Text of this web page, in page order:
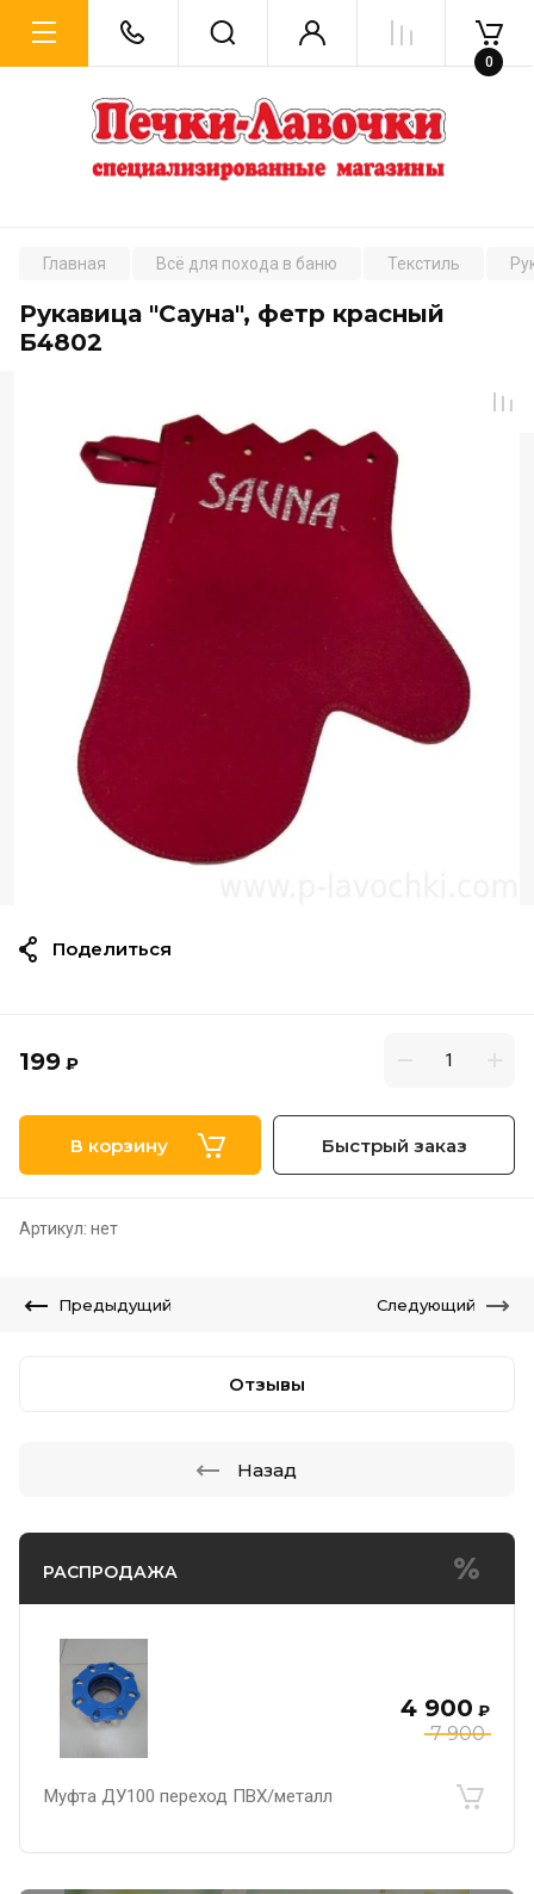
0
РАСПРОДАЖА
7 900
4 900 ₽
Муфта ДУ100 переход ПВХ/металл
Главная Всё для похода в баню Текстиль
Рукавица "Сауна", фетр красный
Б4802
199 ₽
В корзину Быстрый заказ
Артикул: нет
Поделиться
Предыдущий Следующий
Отзывы
Назад